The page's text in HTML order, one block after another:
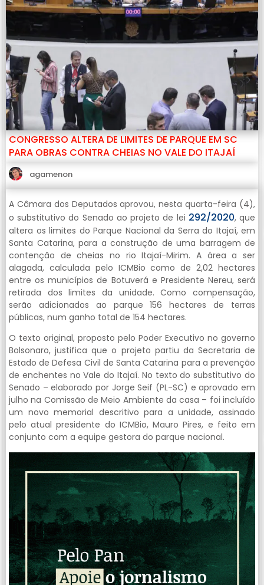
CONGRESSO ALTERA DE LIMITES DE PARQUE EM SC
PARA OBRAS CONTRA CHEIAS NO VALE DO ITAJAÍ
agamenon
A Câmara dos Deputados aprovou, nesta quarta-feira (4),
o substitutivo do Senado ao projeto de lei 292/2020, que
altera os limites do Parque Nacional da Serra do Itajaí, em
Santa Catarina, para a construção de uma barragem de
contenção de cheias no rio Itajaí-Mirim. A área a ser
alagada, calculada pelo ICMBio como de 2,02 hectares
entre os municípios de Botuverá e Presidente Nereu, será
retirada dos limites da unidade. Como compensação,
serão adicionados ao parque 156 hectares de terras
públicas, num ganho total de 154 hectares.
O texto original, proposto pelo Poder Executivo no governo
Bolsonaro, justifica que o projeto partiu da Secretaria de
Estado de Defesa Civil de Santa Catarina para a prevenção
de enchentes no Vale do Itajaí. No texto do substitutivo do
Senado – elaborado por Jorge Seif (PL-SC) e aprovado em
julho na Comissão de Meio Ambiente da casa – foi incluído
um novo memorial descritivo para a unidade, assinado
pelo atual presidente do ICMBio, Mauro Pires, e feito em
conjunto com a equipe gestora do parque nacional.